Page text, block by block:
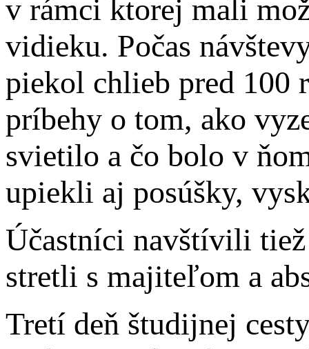
v rámci ktorej mali
vidieku. Počas
piekol chlieb pred 100
príbehy o tom, ako
svietilo a čo bolo v
upiekli aj posúšky,
Účastníci navštívili
stretli s majiteľom a
Tretí deň študijnej